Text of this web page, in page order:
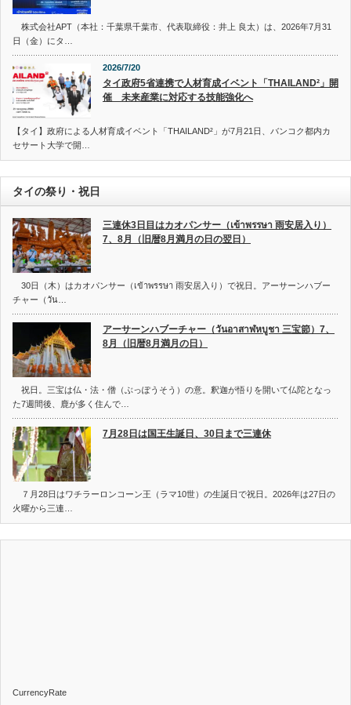
株式会社APT（本社：千葉県千葉市、代表取締役：井上 良太）は、2026年7月31
日（金）にタ…
2026/7/20
タイ政府5省連携で人材育成イベント「THAILAND²」開
催 未来産業に対応する技能強化へ
【タイ】政府による人材育成イベント「THAILAND²」が7月21日、バンコク都内カ
セサート大学で開…
タイの祭り・祝日
三連休3日目はカオパンサー（เข้าพรรษา 雨安居入り）
7、8月（旧暦8月満月の日の翌日）
30日（木）はカオパンサー（เข้าพรรษา 雨安居入り）で祝日。アーサーンハブー
チャー（วัน…
アーサーンハブーチャー（วันอาสาฬหบูชา 三宝節）7、
8月（旧暦8月満月の日）
祝日。三宝は仏・法・僧（ぶっぽうそう）の意。釈迦が悟りを開いて仏陀となっ
た7週間後、鹿が多く住んで…
7月28日は国王生誕日、30日まで三連休
７月28日はワチラーロンコーン王（ラマ10世）の生誕日で祝日。2026年は27日の
火曜から三連…
CurrencyRate